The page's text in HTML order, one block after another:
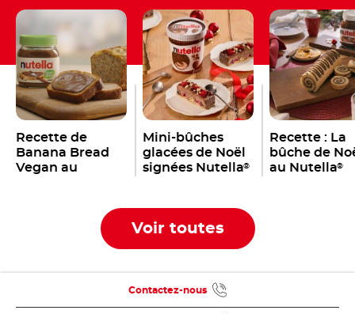
Recette de
Banana Bread
Vegan au
Mini-bûches
glacées de Noël
signées Nutella®
Recette : La
bûche de
au Nutella®
Voir toutes
Contactez-nous